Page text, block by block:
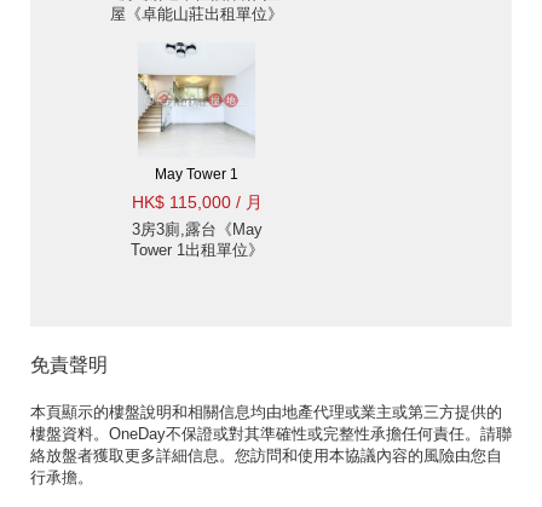
屋《卓能山莊出租單位》
May Tower 1
HK$ 115,000 / 月
3房3廁,露台《May
Tower 1出租單位》
免責聲明
本頁顯示的樓盤說明和相關信息均由地產代理或業主或第三方提供的
樓盤資料。OneDay不保證或對其準確性或完整性承擔任何責任。請聯
絡放盤者獲取更多詳細信息。您訪問和使用本協議內容的風險由您自
行承擔。